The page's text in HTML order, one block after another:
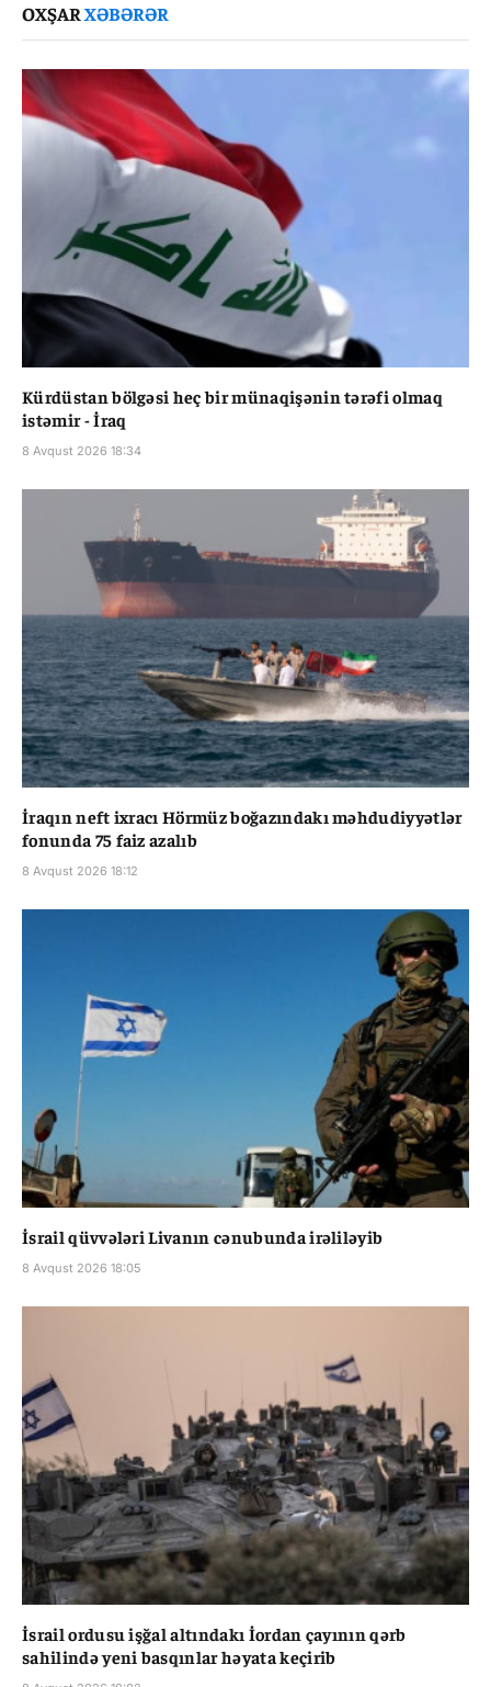
OXŞARXƏBƏRƏR
Kürdüstan bölgəsi heç bir münaqişənin tərəfi olmaq
istəmir - İraq
8 Avqust 2026 18:34
İraqın neft ixracı Hörmüz boğazındakı məhdudiyyətlər
fonunda 75 faiz azalıb
8 Avqust 2026 18:12
İsrail qüvvələri Livanın cənubunda irəliləyib
8 Avqust 2026 18:05
İsrail ordusu işğal altındakı İordan çayının qərb
sahilində yeni basqınlar həyata keçirib